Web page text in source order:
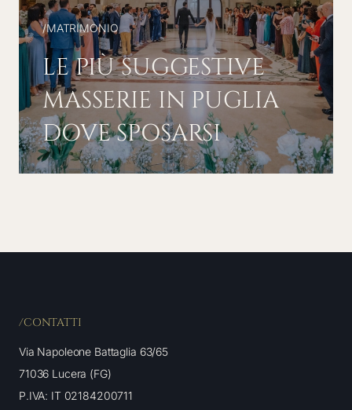
/MATRIMONIO
LE PIÙ SUGGESTIVE
MASSERIE IN PUGLIA
DOVE SPOSARSI
/CONTATTI
Via Napoleone Battaglia 63/65
71036 Lucera (FG)
P.IVA: IT 02184200711